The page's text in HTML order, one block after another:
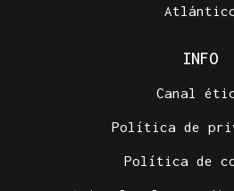
INFO
Canal
Política de
Política de